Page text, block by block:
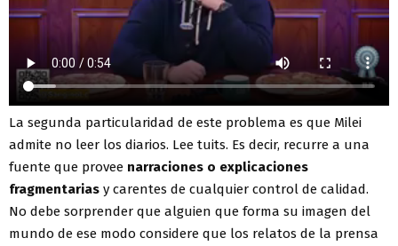
La segunda particularidad de este problema es que Milei
admite no leer los diarios. Lee tuits. Es decir, recurre a una
fuente que provee narraciones o explicaciones
fragmentarias y carentes de cualquier control de calidad.
No debe sorprender que alguien que forma su imagen del
mundo de ese modo considere que los relatos de la prensa